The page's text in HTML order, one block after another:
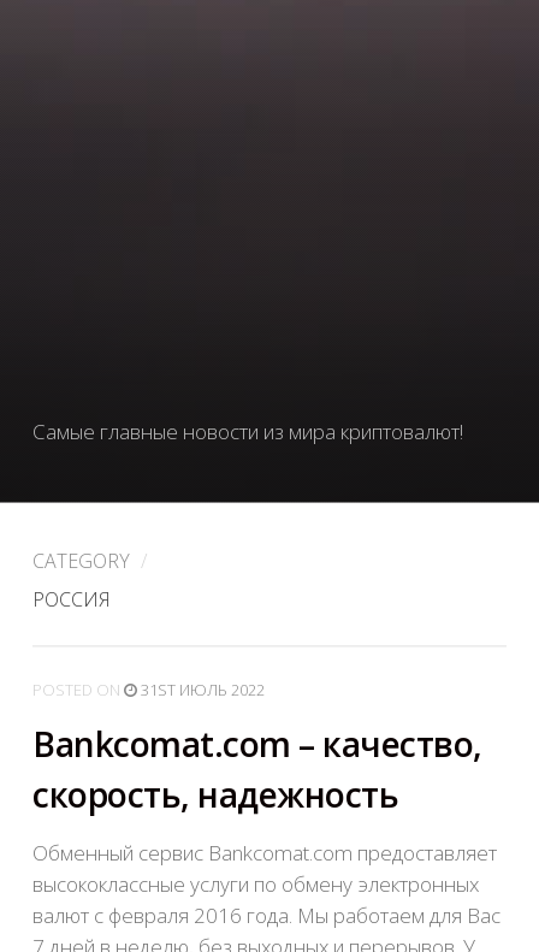
Самые главные новости из мира криптовалют!
CATEGORY /
РОССИЯ
POSTED ON 31ST ИЮЛЬ 2022
Bankcomat.com – качество,
скорость, надежность
Обменный сервис Bankcomat.com предоставляет
высококлассные услуги по обмену электронных
валют с февраля 2016 года. Мы работаем для Вас